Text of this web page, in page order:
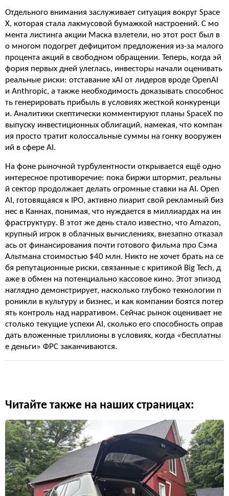
Отдельного внимания заслуживает ситуация вокруг Space
X, которая стала лакмусовой бумажкой настроений. С мо
мента листинга акции Маска взлетели, но этот рост был в
о многом подогрет дефицитом предложения из-за малого
процента акций в свободном обращении. Теперь, когда эй
фория первых дней улеглась, инвесторы начали оценивать
реальные риски: отставание xAI от лидеров вроде OpenAI
и Anthropic, а также необходимость доказывать способнос
ть генерировать прибыль в условиях жесткой конкуренци
и. Аналитики скептически комментируют планы SpaceX по
выпуску инвестиционных облигаций, намекая, что компан
ия просто тратит колоссальные суммы на гонку вооружен
ий в сфере AI.
На фоне рыночной турбулентности открывается ещё одно
интересное противоречие: пока биржи штормит, реальны
й сектор продолжает делать огромные ставки на AI. Open
AI, готовящаяся к IPO, активно пиарит свой рекламный биз
нес в Каннах, понимая, что нуждается в миллиардах на ин
фраструктуру. В этот же день стало известно, что Amazon,
крупный игрок в облачных вычислениях, внезапно отказал
ась от финансирования почти готового фильма про Сэма
Альтмана стоимостью $40 млн. Никто не хочет брать на се
бя репутационные риски, связанные с критикой Big Tech, д
аже в обмен на потенциально кассовое кино. Этот эпизод
наглядно демонстрирует, насколько глубоко технологии п
роникли в культуру и бизнес, и как компании боятся потер
ять контроль над нарративом. Сейчас рынок оценивает не
столько текущие успехи AI, сколько его способность оправ
дать вложенные триллионы в условиях, когда «бесплатны
е деньги» ФРС заканчиваются.
Читайте также на наших страницах: